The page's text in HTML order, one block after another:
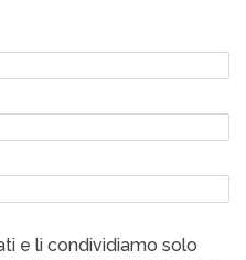
e li condividiamo solo